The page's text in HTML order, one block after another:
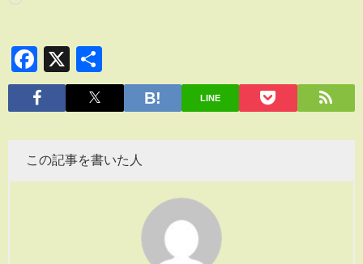
Facebook
X
有
LINE
この記事を書いた人